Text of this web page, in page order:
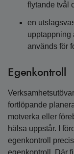
flytande tvål
en
upptappning
används för
Egenkontroll
fortlöpande
motverka eller
hälsa uppstår. I
egenkontroll
egenkontroll. Där